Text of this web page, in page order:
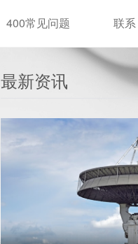
400常见问题 联系
最新资讯